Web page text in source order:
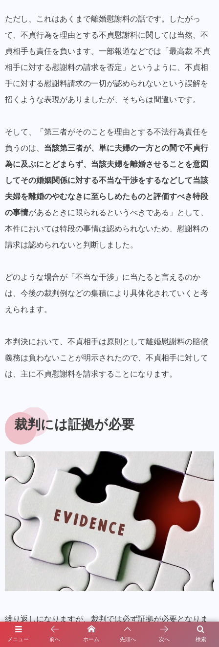
ただし、これはあくまで離婚慰謝料の話です。したがっ
て、不貞行為を理由とする不貞慰謝料に関しては当然、不
貞相手も責任を負います。一部報道などでは「最高裁 不貞
相手に対する慰謝料の請求を否定」というように、不貞相
手に対する慰謝料請求の一切が認められないという誤解を
招くような表現がありましたが、そちらは間違いです。
そして、「第三者がそのことを理由とする不法行為責任を
負うのは、 当該第三者が、単に夫婦の一方との間で不貞行
為に及ぶにとどまらず、当該夫婦を離婚させることを意図
してその婚姻関係に対する不当な干渉をするなどして当該
夫婦を離婚のやむなきに至らしめたものと評価すべき特段
の事情があるときに限られるというべきである」として、
本件においては特段の事情は認められないため、慰謝料の
請求は認められないと判断しました。
どのような場合が「不当な干渉」に当たると言えるのか
は、今後の裁判例などの集積により具体化されていくと考
えられます。
本判決において、不貞相手は原則として離婚慰謝料の賠償
義務は負わないことが明示されたので、 不貞相手に対して
は、主に不貞慰謝料を請求することになります。
裁判には証拠が必要
繰り返しになりますが、裁判では必ず証拠が必要となりま
す。どれだけ酷いことをされていても、
裁判では証拠が無
メニュー 検索
前へ ホーム 先頭へ 次へ